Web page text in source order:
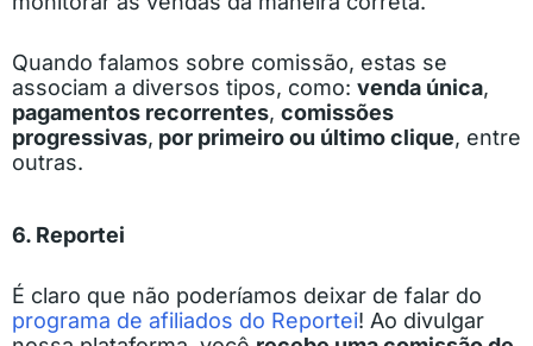
Quando falamos sobre comissão, estas se
associam a diversos tipos, como: venda única,
pagamentos recorrentes, comissões
progressivas, por primeiro ou último clique, entre
outras.
6. Reportei
É claro que não poderíamos deixar de falar do
programa de afiliados do Reportei! Ao divulgar